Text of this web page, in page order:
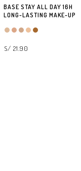
BASE STAY ALL DAY 16H
LONG-LASTING MAKE-UP
S/ 21.90